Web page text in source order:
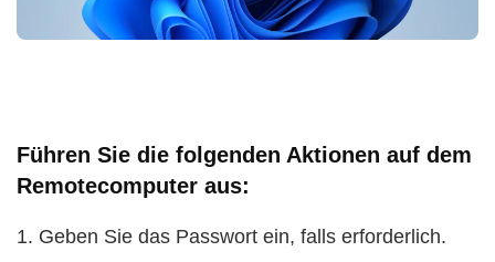
Führen Sie die folgenden Aktionen auf dem
Remotecomputer aus:
1. Geben Sie das Passwort ein, falls erforderlich.